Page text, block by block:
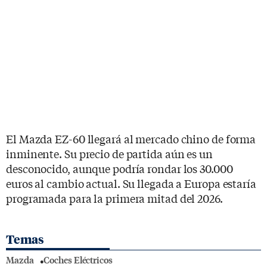
El Mazda EZ-60 llegará al mercado chino de forma
inminente. Su precio de partida aún es un
desconocido, aunque podría rondar los 30.000
euros al cambio actual. Su llegada a Europa estaría
programada para la primera mitad del 2026.
Temas
Mazda Coches Eléctricos